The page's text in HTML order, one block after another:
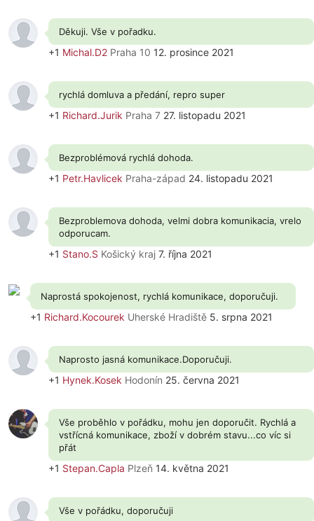
Děkuji. Vše v pořadku.
+1 Michal.D2 Praha 10 12. prosince 2021
rychlá domluva a předání, repro super
+1 Richard.Jurik Praha 7 27. listopadu 2021
Bezproblémová rychlá dohoda.
+1 Petr.Havlicek Praha-západ 24. listopadu 2021
Bezproblemova dohoda, velmi dobra komunikacia, vrelo
odporucam.
+1 Stano.S Košický kraj 7. října 2021
Naprostá spokojenost, rychlá komunikace, doporučuji.
+1 Richard.Kocourek Uherské Hradiště 5. srpna 2021
Naprosto jasná komunikace.Doporučuji.
+1 Hynek.Kosek Hodonín 25. června 2021
Vše proběhlo v pořádku, mohu jen doporučit. Rychlá a
vstřícná komunikace, zboží v dobrém stavu...co víc si
přát
+1 Stepan.Capla Plzeň 14. května 2021
Vše v pořádku, doporučuji